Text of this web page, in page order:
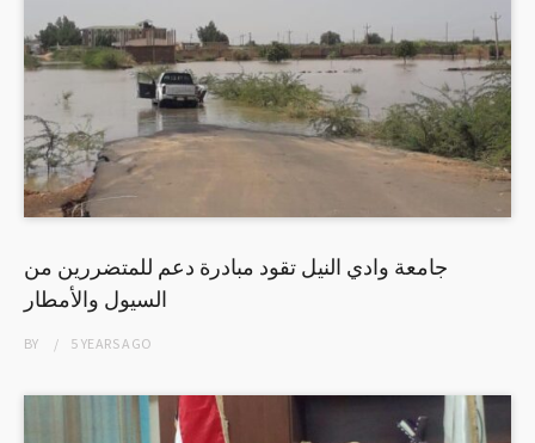
جامعة وادي النيل تقود مبادرة دعم للمتضررين من
السيول والأمطار
BY 5 YEARSAGO